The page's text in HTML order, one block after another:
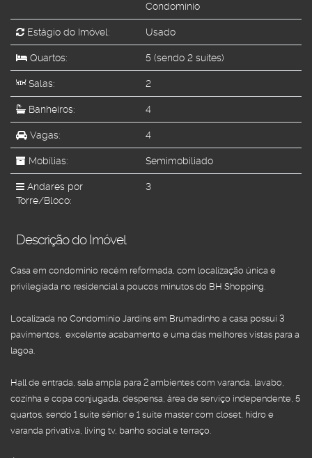
Condomínio
Estágio do Imóvel: Usado
Quartos: 5 (sendo 2 suítes)
Salas: 2
Banheiros: 4
Vagas: 4
Mobílias: Semimobiliado
Andares por
Torre/Bloco:
3
Descrição do Imóvel
Casa em condomínio recém reformada, com localização única e
privilegiada no residencial a poucos minutos do BH Shopping.
Localizada no Condomínio Jardins em Brumadinho a casa possui 3
pavimentos,  excelente acabamento e uma das melhores vistas para a
lagoa.
Hall de entrada, sala ampla para 2 ambientes com varanda, lavabo,
cozinha e copa conjugada, despensa, área de serviço independente, 5
quartos, sendo 1 suíte sênior e 1 suíte master com closet, hidro e
varanda privativa, living tv, banho social e terraço.